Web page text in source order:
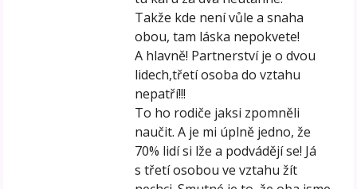
Takže kde není vůle a snaha
obou, tam láska nepokvete!
A hlavně! Partnerství je o dvou
lidech,třetí osoba do vztahu
nepatří!!!
To ho rodiče jaksi zpomněli
naučit. A je mi úplně jedno, že
70% lidí si lže a podvádějí se! Já
s třetí osobou ve vztahu žít